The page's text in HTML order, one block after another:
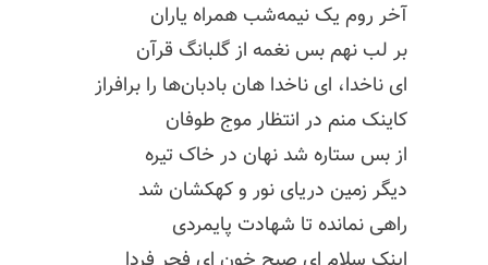
آخر روم یک نیمه‌شب همراه یاران
بر لب نهم بس نغمه از گلبانگ قرآن
ای ناخدا، ای ناخدا هان بادبان‌ها را برافراز
کاینک منم در انتظار موج طوفان
از بس ستاره شد نهان در خاک تیره
دیگر زمین دریای نور و کهکشان شد
راهی نمانده تا شهادت پایمردی